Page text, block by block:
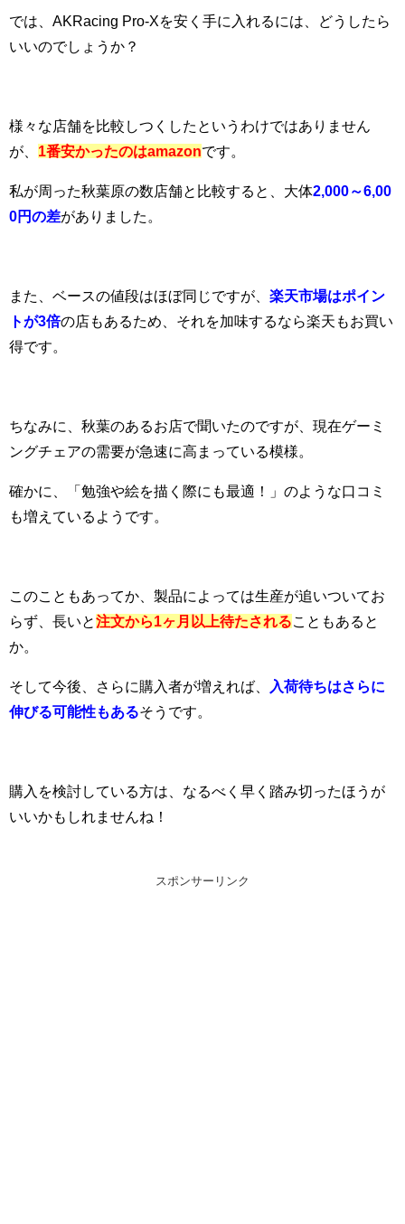
では、AKRacing Pro-Xを安く手に入れるには、どうしたら
いいのでしょうか？
様々な店舗を比較しつくしたというわけではありません
が、 1番安かったのはamazonです。
私が周った秋葉原の数店舗と比較すると、大体2,000～6,00
0円の差がありました。
また、ベースの値段はほぼ同じですが、 楽天市場はポイン
トが3倍の店もあるため、それを加味するなら楽天もお買い
得です。
ちなみに、秋葉のあるお店で聞いたのですが、現在ゲーミ
ングチェアの需要が急速に高まっている模様。
確かに、「勉強や絵を描く際にも最適！」のような口コミ
も増えているようです。
このこともあってか、製品によっては生産が追いついてお
らず、長いと注文から1ヶ月以上待たされることもあると
か。
そして今後、さらに購入者が増えれば、
入荷待ちはさらに
伸びる可能性もあるそうです。
購入を検討している方は、なるべく早く踏み切ったほうが
いいかもしれませんね！
スポンサーリンク